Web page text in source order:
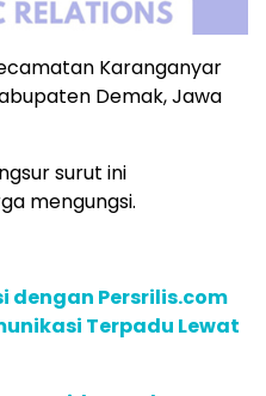
Karanganyar
Demak, Jawa
surut ini
mengungsi.
dengan Persrilis.com
Terpadu Lewat